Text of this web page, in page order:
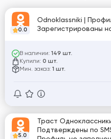
0.0
Odnoklassniki |
В наличии: 149 шт.
Купили: 0 шт.
Мин. заказ: 1 шт.
5.0
Траст
Подтверждены по